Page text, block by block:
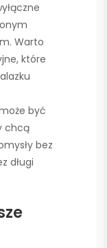
Warto
które
być
chcą
bez
długi